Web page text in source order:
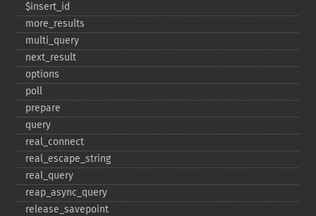
$insert_​id
more_​results
multi_​query
next_​result
options
poll
prepare
query
real_​connect
real_​escape_​string
real_​query
reap_​async_​query
release_​savepoint